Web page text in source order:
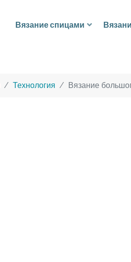
Вязание спицами
Технология Вязание